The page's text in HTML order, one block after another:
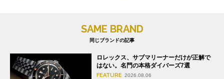
SAME BRAND
同じブランドの記事
ロレックス、サブマリーナーだけが正解で
はない。名門の本格ダイバーズ7選
FEATURE 2026.08.06